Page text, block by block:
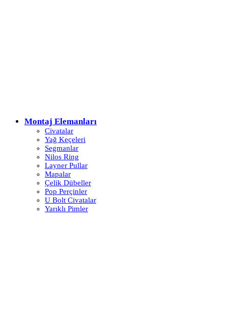
Montaj Elemanları
Civatalar
Yağ Keçeleri
Segmanlar
Nilos Ring
Layner Pullar
Mapalar
Çelik Dübeller
Pop Perçinler
U Bolt Civatalar
Yarıklı Pimler